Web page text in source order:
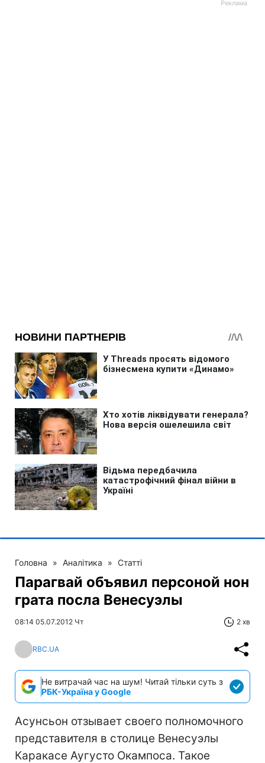
Головна » Аналітика » Статті
Парагвай объявил персоной нон
грата посла Венесуэлы
08:14 05.07.2012 Чт 2 хв
RBC.UA
Не витрачай час на шум! Читай тільки суть з
РБК-Україна у Google
Асунсьон отзывает своего полномочного
представителя в столице Венесуэлы
Каракасе Аугусто Окампоса. Такое